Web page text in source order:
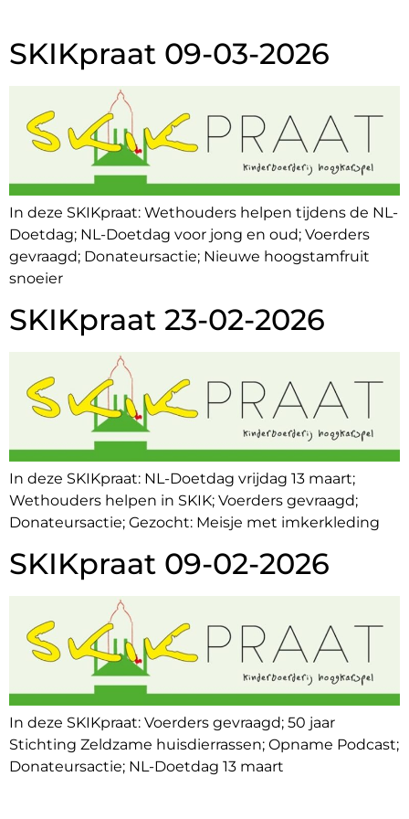
SKIKpraat 09-03-2026
In deze SKIKpraat: Wethouders helpen tijdens de NL-
Doetdag; NL-Doetdag voor jong en oud; Voerders
gevraagd; Donateursactie; Nieuwe hoogstamfruit
snoeier
SKIKpraat 23-02-2026
In deze SKIKpraat: NL-Doetdag vrijdag 13 maart;
Wethouders helpen in SKIK; Voerders gevraagd;
Donateursactie; Gezocht: Meisje met imkerkleding
SKIKpraat 09-02-2026
In deze SKIKpraat: Voerders gevraagd; 50 jaar
Stichting Zeldzame huisdierrassen; Opname Podcast;
Donateursactie; NL-Doetdag 13 maart